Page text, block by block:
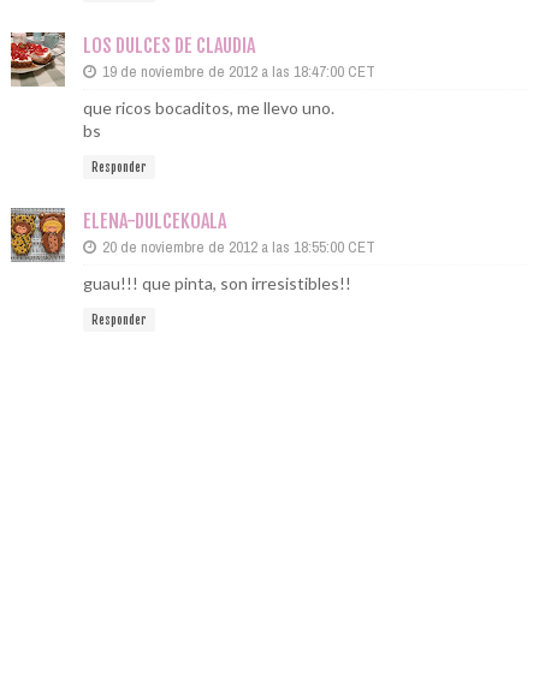
LOS DULCES DE CLAUDIA
19 de noviembre de 2012 a las 18:47:00 CET
que ricos bocaditos, me llevo uno.
bs
Responder
ELENA-DULCEKOALA
20 de noviembre de 2012 a las 18:55:00 CET
guau!!! que pinta, son irresistibles!!
Responder